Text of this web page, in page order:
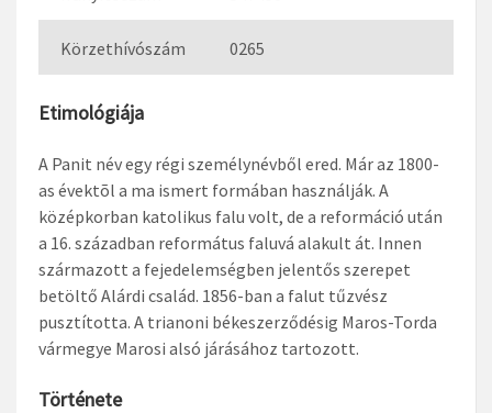
Körzethívószám 0265
Etimológiája
A Panit név egy régi személynévből ered. Már az 1800-
as évektõl a ma ismert formában használják. A
középkorban katolikus falu volt, de a reformáció után
a 16. században református faluvá alakult át. Innen
származott a fejedelemségben jelentős szerepet
betöltő Alárdi család. 1856-ban a falut tűzvész
pusztította. A trianoni békeszerződésig Maros-Torda
vármegye Marosi alsó járásához tartozott.
Története